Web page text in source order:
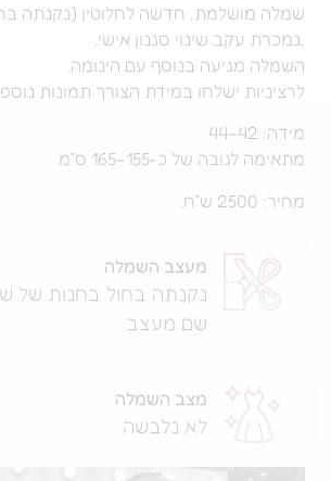
חדשה לחלוטין (נקנתה בחו”ל), לא שומשה
סגנון אישי.
בנוסף עם הינומה.
במידת הצורך תמונות נוספות בפרטי.
ס”מ
מעצב השמלה
נקנתה בחול בחנות של שמלות כלה,אין
מצב השמלה